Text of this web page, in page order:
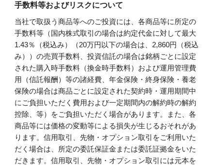
手数料等およびリスクについて
当社で取扱う商品等へのご投資には、各商品等に所定の
手数料等（国内株式取引の場合は約定代金に対して最大
1.43％（税込み）（20万円以下の場合は、2,860円（税込
み））の売買手数料、投資信託の場合は銘柄ごとに設定
された購入時手数料（換金時手数料）および運用管理費
用（信託報酬）等の諸経費、年金保険・終身保険・養老
保険の場合は商品ごとに設定された契約時・運用期間中
にご負担いただく費用および一定期間内の解約時の解約
控除、等）をご負担いただく場合があります。また、各
商品等には価格の変動等による損失が生じるおそれがあ
ります。信用取引、先物・オプション取引をご利用いた
だく場合は、所定の委託保証金または委託証拠金をいた
だきます。信用取引、先物・オプション取引には元本を